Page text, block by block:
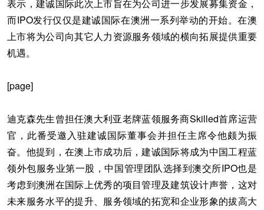
表示，建诚国际此次上市旨在为公司进一步发展募集资金，
而IPO发行仅仅是建诚国际在澳洲一系列举动的开始。在澳
上市将为公司向其它人力资源服务领域的横向拓展提供重要
机遇。
[page]
迪克森先生曾担任澳大利亚老牌蓝领服务商Skilled首席运营
官，此番受邀入驻建诚国际董事会并担任主席令他颇为振
奋。他提到，在澳上市成功后，建诚国际将成为中国工程蓝
领外包服务业第一股，中国管理团队选择到澳交所IPO也是
考虑到澳洲在国际上优秀的项目管理及建筑设计声誉，这对
未来服务水平的提升、服务领域的拓宽和企业形象的拔高大